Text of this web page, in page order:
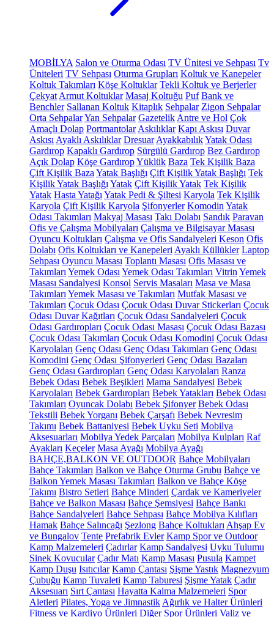
MOBİLYA Salon ve Oturma Odası TV Ünitesi ve Sehpası Tv
Üniteleri TV Sehpası Oturma Grupları Koltuk ve Kanepeler
Koltuk Takımları Köşe Koltuklar Tekli Koltuk ve Berjerler
Çekyat Armut Koltuklar Masaj Koltuğu Puf Bank ve
Benchler Sallanan Koltuk Kitaplık Sehpalar Zigon Sehpalar
Orta SehpalarYan Sehpalar Gazetelik Antre ve Hol Çok
Amaçlı Dolap Portmantolar Askılıklar Kapı Askısı Duvar
Askısı Ayaklı Askılıklar Dresuar AyakkabılıkYatak Odası
Gardırop Kapaklı Gardırop Sürgülü Gardırop Bez Gardırop
Açık Dolap Köşe GardıropYüklük Baza Tek Kişilik Baza
Çift Kişilik Baza Yatak Başlığı Çift Kişilik Yatak Başlığı Tek
Kişilik Yatak Başlığı Yatak Çift Kişilik Yatak Tek Kişilik
Yatak Hasta Yatağı Yatak Pedi & Şiltesi Karyola Tek Kişilik
Karyola Çift Kişilik Karyola Şifonyerler Komodin Yatak
Odası Takımları Makyaj Masası Takı Dolabı Sandık Paravan
Ofis ve Çalışma Mobilyaları Çalışma ve Bilgisayar Masası
Oyuncu Koltukları Çalışma ve Ofis Sandalyeleri Keson Ofis
Dolabı Ofis Koltukları ve Kanepeleri Ayaklı Küllükler Laptop
Sehpası Oyuncu Masası Toplantı Masası Ofis Masası ve
Takımları Yemek Odası Yemek Odası Takımları Vitrin Yemek
Masası Sandalyesi Konsol Servis Masaları Masa ve Masa
Takımları Yemek Masası ve Takımları Mutfak Masası ve
Takımları Çocuk Odası Çocuk Odası Duvar Stickerları Çocuk
Odası Duvar Kağıtları Çocuk Odası Sandalyeleri Çocuk
Odası Gardıropları Çocuk Odası Masası Çocuk Odası Bazası
Çocuk Odası Takımları Çocuk Odası Komodini Çocuk Odası
Karyolaları Genç Odası Genç Odası Takımları Genç Odası
Komodini Genç Odası Şifonyerleri Genç Odası Bazaları
Genç Odası Gardıropları Genç Odası Karyolaları Ranza
Bebek Odası Bebek Beşikleri Mama Sandalyesi Bebek
Karyolaları Bebek Gardıropları Bebek Yatakları Bebek Odası
Takımları Oyuncak Dolabı Bebek Şifonyer Bebek Odası
Tekstili Bebek Yorganı Bebek Çarşafı Bebek Nevresim
Takımı Bebek Battaniyesi Bebek Uyku Seti Mobilya
Aksesuarları Mobilya Yedek Parçaları Mobilya Kulpları Raf
Ayakları Keçeler Masa Ayağı Mobilya Ayağı
BAHÇE,BALKON VE OUTDOOR Bahçe Mobilyaları
Bahçe Takımları Balkon ve Bahçe Oturma Grubu Bahçe ve
Balkon Yemek Masası Takımları Balkon ve Bahçe Köşe
Takımı Bistro Setleri Bahçe Minderi Çardak ve Kameriyeler
Bahçe ve Balkon Masası Bahçe Şemsiyesi Bahçe Bankı
Bahçe Sandalyeleri Bahçe Sehpası Bahçe Mobilya Kılıfları
Hamak Bahçe Salıncağı Şezlong Bahçe Koltukları Ahşap Ev
ve Bungalov Tente Prefabrik Evler Kamp Spor ve Outdoor
Kamp Malzemeleri Çadırlar Kamp Sandalyesi Uyku Tulumu
Sinek Kovucular Çadır Matı Kamp Masası Pusula Kampet
Kamp Duşu Isıtıcılar Kamp Çantası Şişme Yastık Magnezyum
Çubuğu Kamp Tuvaleti Kamp Taburesi Şişme Yatak Çadır
Aksesuarı Sırt Çantası Hayatta Kalma Malzemeleri Spor
Aletleri Pilates, Yoga ve Jimnastik Ağırlık ve Halter Ürünleri
Fitness ve Kardiyo Ürünleri Diğer Spor Ürünleri Valiz ve